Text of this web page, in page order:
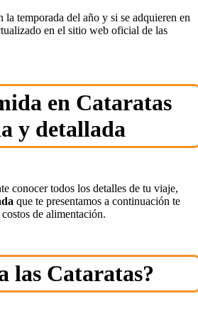
la temporada del año y si se adquieren en
en el sitio web oficial de las
en Cataratas
y detallada
conocer todos los detalles de tu viaje,
que te presentamos a continuación te
de alimentación.
las Cataratas?